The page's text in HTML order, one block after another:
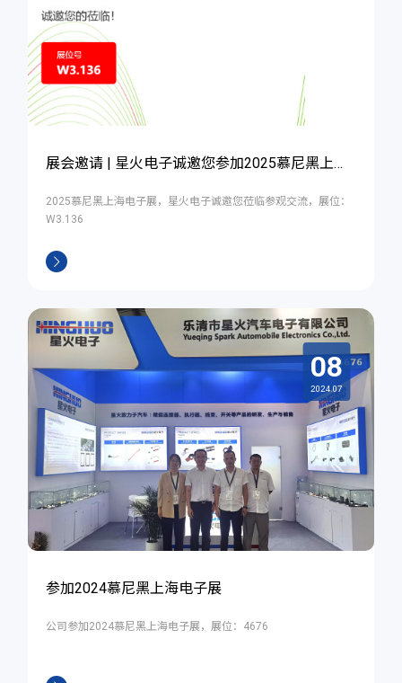
展会邀请 | 星火电子诚邀您参加2025慕尼黑上海电子展
2025慕尼黑上海电子展，星火电子诚邀您莅临参观交流，展位：
W3.136
08
2024.07
参加2024慕尼黑上海电子展
公司参加2024慕尼黑上海电子展，展位：4676